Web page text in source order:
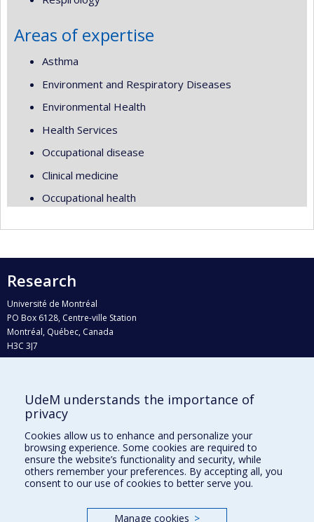
Areas of expertise
Asthma
Environment and Respiratory Diseases
Environmental Health
Health Services
Occupational disease
Clinical medicine
Occupational health
Research
Université de Montréal
PO Box 6128, Centre-ville Station
Montréal, Québec, Canada
H3C 3J7
Who does what?
Find us
Site map
Accessibility
UdeM understands the importance of
privacy
Cookies allow us to enhance and personalize your
browsing experience. Some cookies are required to
ensure the website’s functionality and security, while
others remember your preferences. By accepting all, you
consent to our use of cookies to better serve you.
Manage cookies >